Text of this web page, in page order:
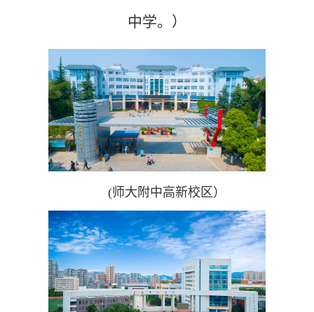
中学。 ）
(师大附中高新校区）